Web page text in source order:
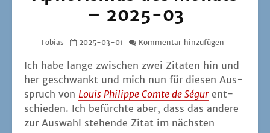
– 2025-03
Tobias 2025-03-01 Kommentar hinzufügen
Ich habe lan­ge zwi­schen zwei Zita­ten hin und
her geschwankt und mich nun für die­sen Aus­
spruch von Lou­is Phil­ip­pe Comte de Ségurent­
schie­den. Ich befürch­te aber, dass das ande­re
zur Aus­wahl ste­hen­de Zitat im nächs­ten